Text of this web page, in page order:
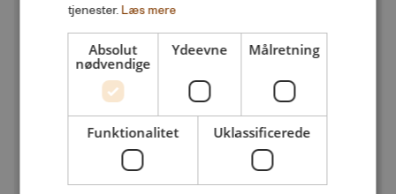
Alle
2026
2024
tjenester. Læs mere
Absolut
nødvendige
Ydeevne Målretning
Funktionalitet Uklassificerede